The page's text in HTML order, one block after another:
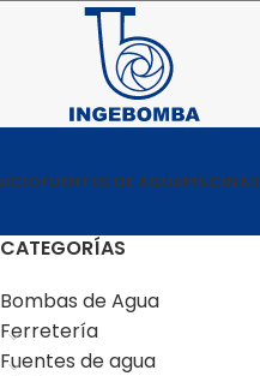
FUENTES DE AGUAPISCINAS
CATEGORÍAS
Bombas de Agua
Ferretería
Fuentes de agua